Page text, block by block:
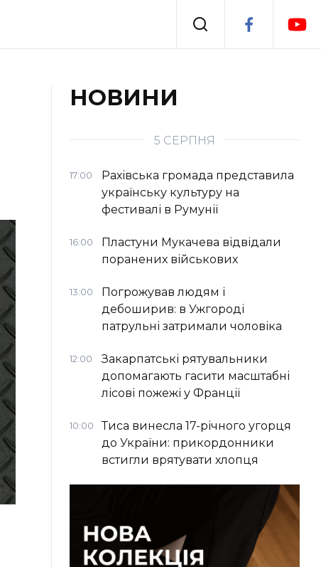
Події
НОВИНИ
5 СЕРПНЯ
17:00
Рахівська громада представила
українську культуру на
фестивалі в Румунії
16:00
Пластуни Мукачева відвідали
поранених військових
13:00
Погрожував людям і
дебоширив: в Ужгороді
патрульні затримали чоловіка
12:00
Закарпатські рятувальники
допомагають гасити масштабні
лісові пожежі у Франції
10:00
Тиса винесла 17-річного угорця
до України: прикордонники
встигли врятувати хлопця